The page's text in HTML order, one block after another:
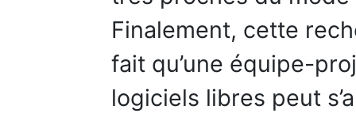
Finalement, cette
fait qu’une équipe-
logiciels libres peut